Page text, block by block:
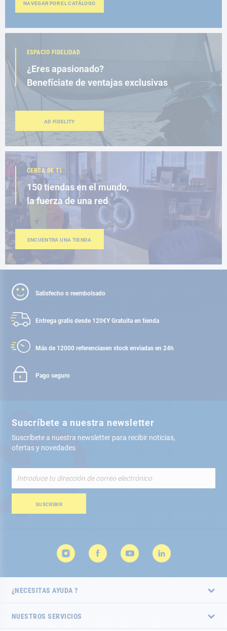
NAVEGAR POR EL CATÁLOGO
ESPACIO FIDELIDAD
¿Eres apasionado?
Benefíciate de ventajas exclusivas
AD FIDELITY
CERCA DE TI
150 tiendas en el mundo,
la fuerza de una red
ENCUENTRA UNA TIENDA
Satisfecho o reembolsado
Entrega gratis desde 120€Y Gratuita en tienda
Más de 12000 referenciasen stock enviadas en 24h
Pago seguro
Suscríbete a nuestra newsletter
Suscríbete a nuestra newsletter para recibir noticias,
ofertas y novedades
nuestro
de
SUSCRIBIR
¿NECESITAS AYUDA ?
NUESTROS SERVICIOS